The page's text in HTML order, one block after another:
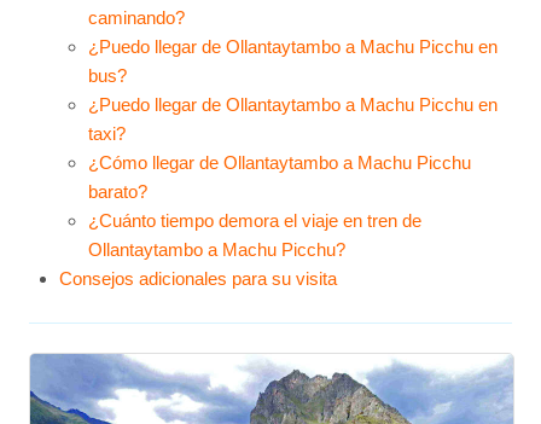
caminando?
¿Puedo llegar de Ollantaytambo a Machu Picchu en
bus?
¿Puedo llegar de Ollantaytambo a Machu Picchu en
taxi?
¿Cómo llegar de Ollantaytambo a Machu Picchu
barato?
¿Cuánto tiempo demora el viaje en tren de
Ollantaytambo a Machu Picchu?
Consejos adicionales para su visita